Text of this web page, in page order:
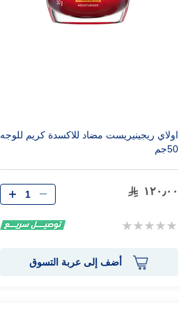
اولاي ريجينيريست مضاد للاكسدة كريم للوجه
50جم
١٢٠٫٠٠
Rating:
الكمية
أضف إلى عربة التسوق